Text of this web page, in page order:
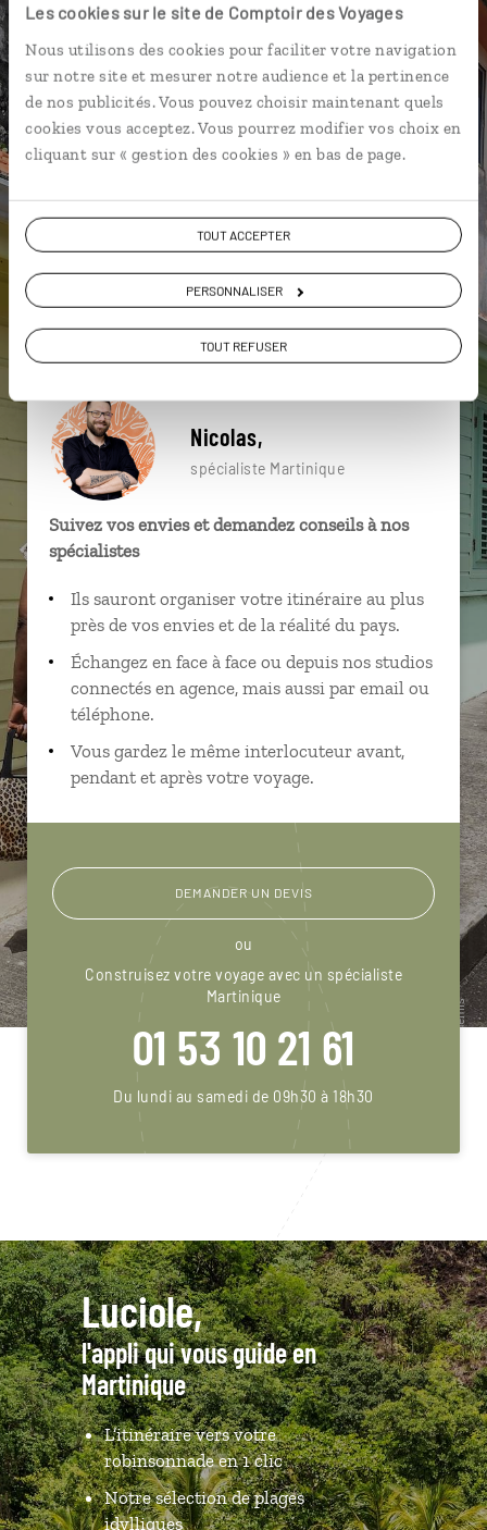
Les cookies sur le site de Comptoir des Voyages
Nous utilisons des cookies pour faciliter votre navigation
sur notre site et mesurer notre audience et la pertinence
de nos publicités. Vous pouvez choisir maintenant quels
cookies vous acceptez. Vous pourrez modifier vos choix en
cliquant sur « gestion des cookies » en bas de page.
TOUT ACCEPTER
PERSONNALISER
TOUT REFUSER
Une envie de voyage
particulière ?
Anse Dufour et Anse Noire
La Trinité Cachot de Cyparis Fonds Blancs
Nicolas,
spécialiste Martinique
Suivez vos envies et demandez conseils à nos
spécialistes
Ils sauront organiser votre itinéraire au plus
près de vos envies et de la réalité du pays.
Échangez en face à face ou depuis nos studios
connectés en agence, mais aussi par email ou
téléphone.
Vous gardez le même interlocuteur avant,
pendant et après votre voyage.
DEMANDER UN DEVIS
ou
Construisez votre voyage avec un spécialiste
Martinique
01 53 10 21 61
Du lundi au samedi de 09h30 à 18h30
Luciole,
l'appli qui vous guide en
Martinique
L’itinéraire vers votre
robinsonnade en 1 clic
Notre sélection de plages
idylliques